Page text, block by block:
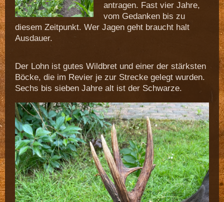
antragen. Fast vier Jahre,
vom Gedanken bis zu
diesem Zeitpunkt. Wer Jagen geht braucht halt
Ausdauer.
Der Lohn ist gutes Wildbret und einer der stärksten
Böcke, die im Revier je zur Strecke gelegt wurden.
Sechs bis sieben Jahre alt ist der Schwarze.